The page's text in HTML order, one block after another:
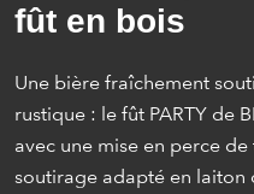
fût en bois
Une bière fraîchement
rustique : le fût PARTY de
avec une mise en perce
soutirage adapté en laiton